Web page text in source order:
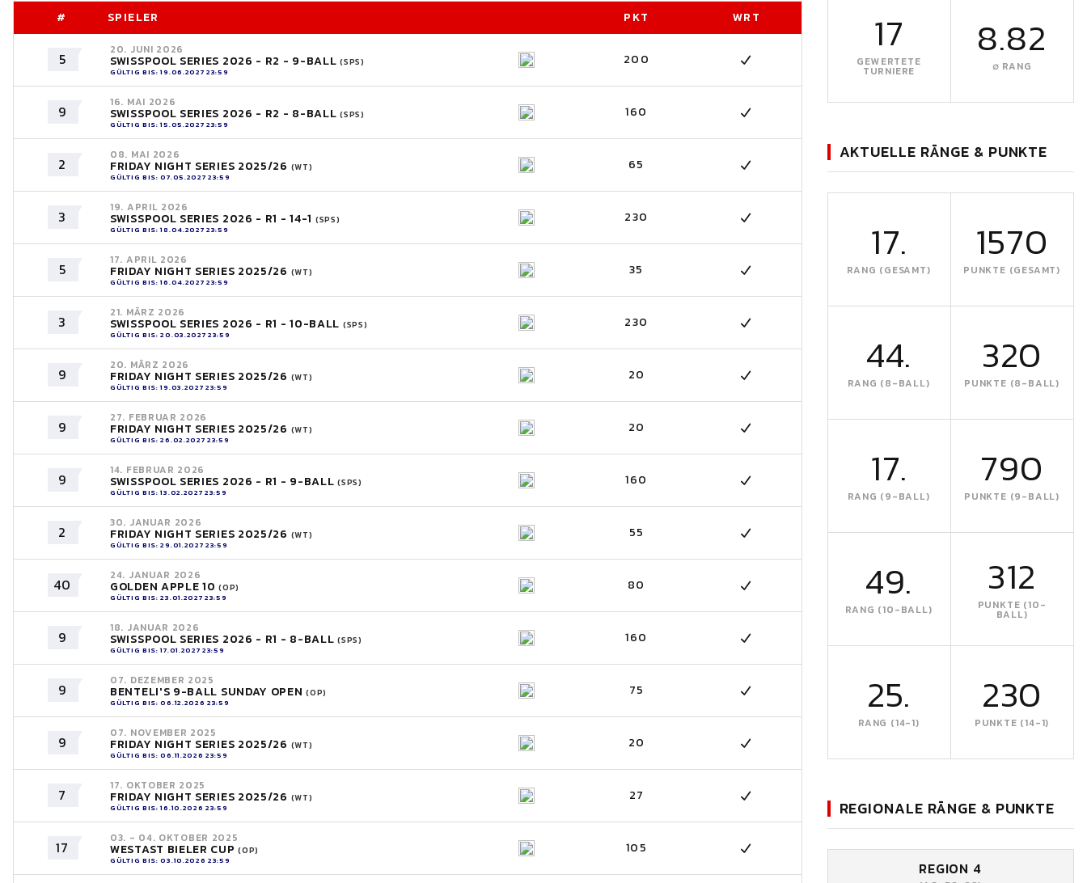
# SPIELER PKT WRT
5
20. JUNI 2026
SWISSPOOL SERIES 2026 - R2 - 9-BALL(SPS)
GÜLTIG BIS: 19.06.2027 23:59
200
9
16. MAI 2026
SWISSPOOL SERIES 2026 - R2 - 8-BALL(SPS)
GÜLTIG BIS: 15.05.2027 23:59
160
2
08. MAI 2026
FRIDAY NIGHT SERIES 2025/26 (WT)
GÜLTIG BIS: 07.05.2027 23:59
65
3
19. APRIL 2026
SWISSPOOL SERIES 2026 - R1 - 14-1 (SPS)
GÜLTIG BIS: 18.04.2027 23:59
230
5
17. APRIL 2026
FRIDAY NIGHT SERIES 2025/26 (WT)
GÜLTIG BIS: 16.04.2027 23:59
35
3
21. MÄRZ 2026
SWISSPOOL SERIES 2026 - R1 - 10-BALL (SPS)
GÜLTIG BIS: 20.03.2027 23:59
230
9
20. MÄRZ 2026
FRIDAY NIGHT SERIES 2025/26 (WT)
GÜLTIG BIS: 19.03.2027 23:59
20
9
27. FEBRUAR 2026
FRIDAY NIGHT SERIES 2025/26 (WT)
GÜLTIG BIS: 26.02.2027 23:59
20
9
14. FEBRUAR 2026
SWISSPOOL SERIES 2026 - R1 - 9-BALL(SPS)
GÜLTIG BIS: 13.02.2027 23:59
160
2
30. JANUAR 2026
FRIDAY NIGHT SERIES 2025/26 (WT)
GÜLTIG BIS: 29.01.2027 23:59
55
40
24. JANUAR 2026
GOLDEN APPLE 10(OP)
GÜLTIG BIS: 23.01.2027 23:59
80
9
18. JANUAR 2026
SWISSPOOL SERIES 2026 - R1 - 8-BALL(SPS)
GÜLTIG BIS: 17.01.2027 23:59
160
9
07. DEZEMBER 2025
BENTELI'S 9-BALL SUNDAY OPEN(OP)
GÜLTIG BIS: 06.12.2026 23:59
75
9
07. NOVEMBER 2025
FRIDAY NIGHT SERIES 2025/26 (WT)
GÜLTIG BIS: 06.11.2026 23:59
20
7
17. OKTOBER 2025
FRIDAY NIGHT SERIES 2025/26 (WT)
GÜLTIG BIS: 16.10.2026 23:59
27
17
03. - 04. OKTOBER 2025
WESTAST BIELER CUP(OP)
GÜLTIG BIS: 03.10.2026 23:59
105
17
GEWERTETE
TURNIERE
8.82
∅ RANG
AKTUELLE RÄNGE & PUNKTE
17.
RANG (GESAMT)
1570
PUNKTE (GESAMT)
44.
RANG (8-BALL)
320
PUNKTE (8-BALL)
17.
RANG (9-BALL)
790
PUNKTE (9-BALL)
49.
RANG (10-BALL)
312
PUNKTE (10-
BALL)
25.
RANG (14-1)
230
PUNKTE (14-1)
REGIONALE RÄNGE & PUNKTE
REGION 4